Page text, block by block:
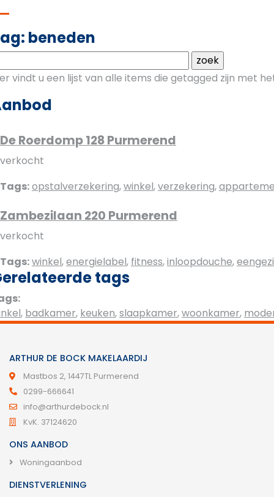
beneden
vindt u een lijst van alle items die getagged zijn met
De Roerdomp 128 Purmerend
verkocht
Tags:opstalverzekering,winkel,verzekering,
Zambezilaan 220 Purmerend
verkocht
Tags:winkel,energielabel, fitness,inloopdouche,
tags
, badkamer, keuken,slaapkamer,woonkamer,
ARTHUR DE BOCK MAKELAARDIJ
Mastbos 2, 1447TL Purmerend
0299-666641
info@arthurdebock.nl
KvK. 37124620
ONS AANBOD
Woningaanbod
DIENSTVERLENING